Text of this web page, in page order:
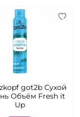
got2b Сухой
Объём Fresh it
Up